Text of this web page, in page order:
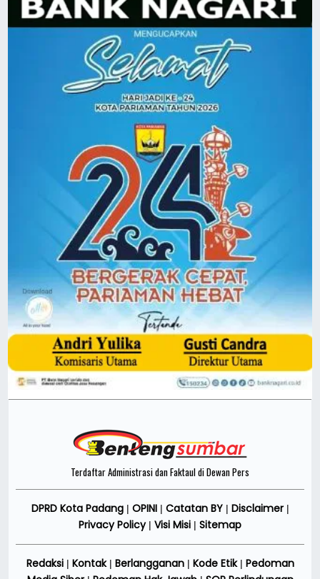
Terdaftar Administrasi dan Faktaul di Dewan Pers
DPRD Kota Padang| OPINI Catatan BY| Disclaimer|
Privacy Policy| Visi Misi Sitemap
Redaksi| Kontak| Berlangganan| Kode Etik| Pedoman